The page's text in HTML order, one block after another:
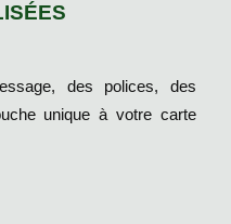
des polices, des
unique à votre carte